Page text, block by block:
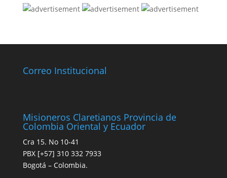
Correo Institucional
Misioneros Claretianos Provincia de
Colombia Oriental y Ecuador
Cra 15. No 10-41
PBX [+57] 310 332 7933
Bogotá – Colombia.